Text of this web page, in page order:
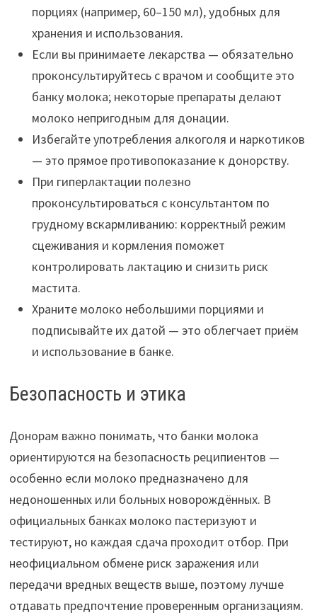
порциях (например, 60–150 мл), удобных для
хранения и использования.
Если вы принимаете лекарства — обязательно
проконсультируйтесь с врачом и сообщите это
банку молока; некоторые препараты делают
молоко непригодным для донации.
Избегайте употребления алкоголя и наркотиков
— это прямое противопоказание к донорству.
При гиперлактации полезно
проконсультироваться с консультантом по
грудному вскармливанию: корректный режим
сцеживания и кормления поможет
контролировать лактацию и снизить риск
мастита.
Храните молоко небольшими порциями и
подписывайте их датой — это облегчает приём
и использование в банке.
Безопасность и этика
Донорам важно понимать, что банки молока
ориентируются на безопасность реципиентов —
особенно если молоко предназначено для
недоношенных или больных новорождённых. В
официальных банках молоко пастеризуют и
тестируют, но каждая сдача проходит отбор. При
неофициальном обмене риск заражения или
передачи вредных веществ выше, поэтому лучше
отдавать предпочтение проверенным организациям.